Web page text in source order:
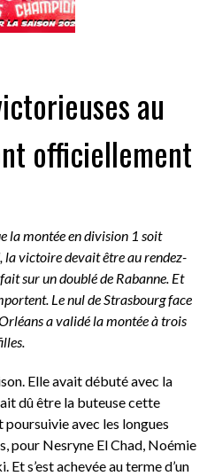
au
officiellement
la montée en division 1 soit
la victoire devait être au rendez-
sur un doublé de Rabanne. Et
Le nul de Strasbourg face
a validé la montée à trois
Elle avait débuté avec la
dû être la buteuse cette
poursuivie avec les longues
pour Nesryne El Chad, Noémie
s’est achevée au terme d’un